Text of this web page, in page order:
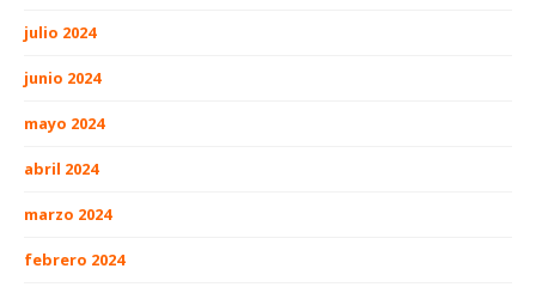
julio 2024
junio 2024
mayo 2024
abril 2024
marzo 2024
febrero 2024